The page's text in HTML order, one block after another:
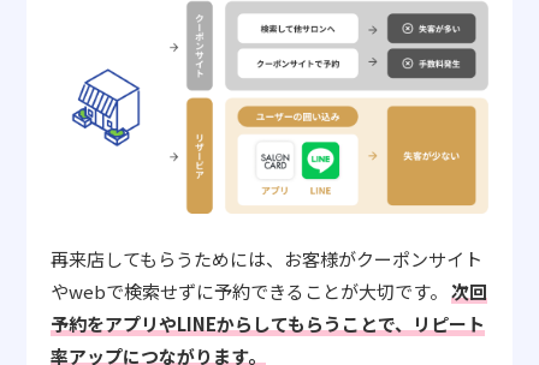
再来店してもらうためには、お客様がクーポンサイト
やwebで検索せずに予約できることが大切です。 次回
予約をアプリやLINEからしてもらうことで、リピート
率アップにつながります。